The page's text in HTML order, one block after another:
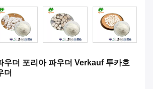
우더 포리아 파우더 Verkauf 투카호
더